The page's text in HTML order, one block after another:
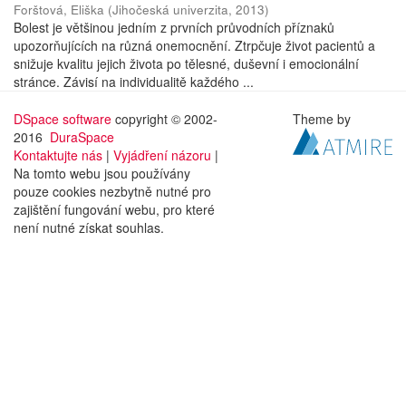
Forštová, Eliška (Jihočeská univerzita, 2013)
Bolest je většinou jedním z prvních průvodních příznaků
upozorňujících na různá onemocnění. Ztrpčuje život pacientů a
snižuje kvalitu jejich života po tělesné, duševní i emocionální
stránce. Závisí na individualitě každého ...
DSpace software copyright © 2002-
2016 DuraSpace
Kontaktujte nás | Vyjádření názoru |
Na tomto webu jsou používány
pouze cookies nezbytně nutné pro
zajištění fungování webu, pro které
není nutné získat souhlas.
Theme by